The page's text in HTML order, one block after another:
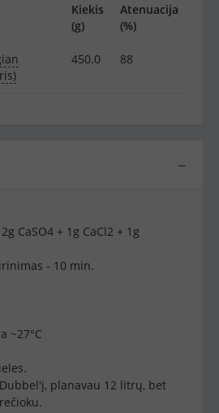
Kiekis
(g)
Atenuacija
(%)
450.0 88
−
CaSO4 + 1g CaCl2 + 1g
- 10 min.
~27°C
planavau 12 litrų, bet